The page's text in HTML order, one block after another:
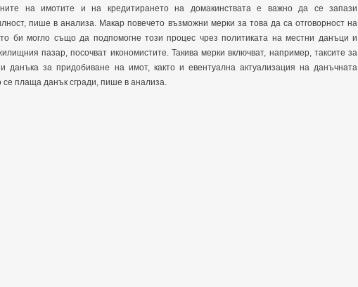
на имотите и на кредитирането на домакинствата е важно да се запази
пише в анализа. Макар повечето възможни мерки за това да са отговорност на
би могло също да подпомогне този процес чрез политиката на местни данъци и
пазар, посочват икономистите. Такива мерки включват, например, таксите за
данъка за придобиване на имот, както и евентуална актуализация на данъчната
се плаща данък сгради, пише в анализа.